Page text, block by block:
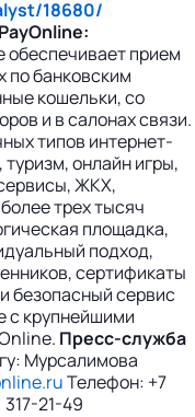
18680/
обеспечивает прием
по банковским
кошельки, со
и в салонах связи.
типов интернет-
онлайн игры,
ЖКХ,
трех тысяч
площадка,
подход,
сертификаты
и безопасный сервис
с крупнейшими
Пресс-служба
Мурсалимова
Телефон: +7
21-49